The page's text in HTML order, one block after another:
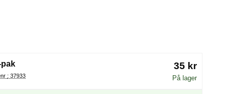
af en ny radioknap vil genindlæse siden)
pak
Varenr : 37933
35 kr
På lager